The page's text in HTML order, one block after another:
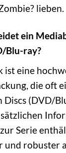
lieben.
ein
Blu-ray?
ist eine
die oft
Discs (DVD/
Serie
und robuster